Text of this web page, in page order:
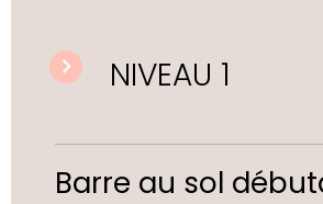
NIVEAU 1
Barre au sol